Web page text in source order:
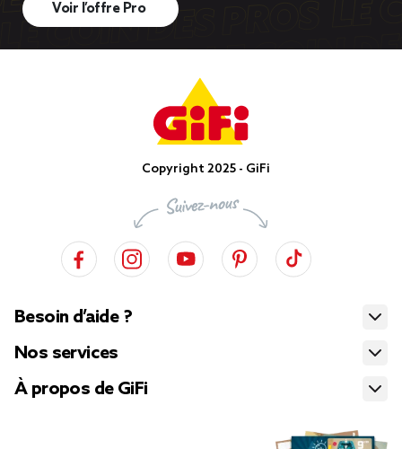
Voir l’offre Pro
Copyright 2025 - GiFi
Besoin d’aide ?
Nos services
À propos de GiFi